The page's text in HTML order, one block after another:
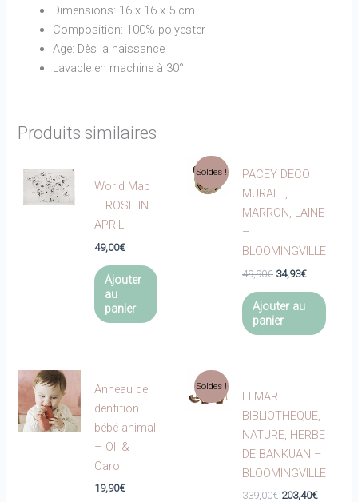
Dimensions: 16 x 16 x 5 cm
Composition: 100% polyester
Age: Dès la naissance
Lavable en machine à 30°
Produits similaires
World Map
– ROSE IN
APRIL
49,00€
Ajouter
au
panier
Soldes !
PACEY DECO
MURALE,
MARRON, LAINE
–
BLOOMINGVILLE
49,90€ Le
initial
était :
49,90€.
34,93€Le
actuel
34,93€.
Ajouter au
panier
Anneau de
dentition
bébé animal
– Oli &
Carol
19,90€
Soldes !
ELMAR
BIBLIOTHEQUE,
NATURE, HERBE
DE BANKUAN –
BLOOMINGVILLE
339,00€ Le
203,40€Le